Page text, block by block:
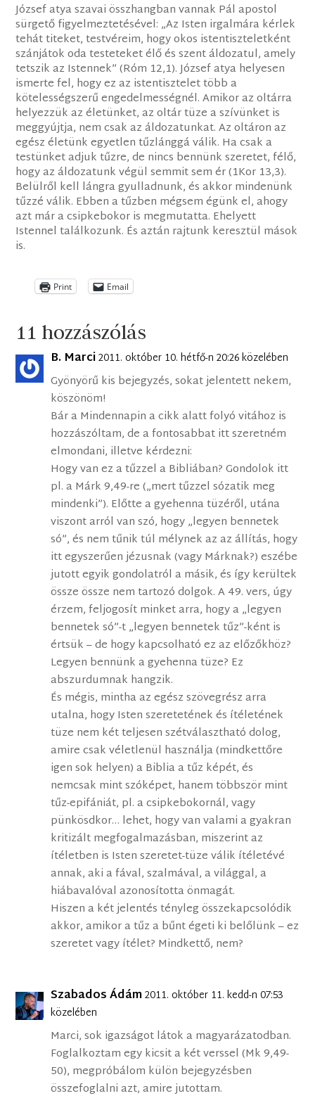
József atya szavai összhangban vannak Pál apostol
sürgető figyelmeztetésével: „Az Isten irgalmára kérlek
tehát titeket, testvéreim, hogy okos istentiszteletként
szánjátok oda testeteket élő és szent áldozatul, amely
tetszik az Istennek” (Róm 12,1). József atya helyesen
ismerte fel, hogy ez az istentisztelet több a
kötelességszerű engedelmességnél. Amikor az oltárra
helyezzük az életünket, az oltár tüze a szívünket is
meggyújtja, nem csak az áldozatunkat. Az oltáron az
egész életünk egyetlen tűzlánggá válik. Ha csak a
testünket adjuk tűzre, de nincs bennünk szeretet, félő,
hogy az áldozatunk végül semmit sem ér (1Kor 13,3).
Belülről kell lángra gyulladnunk, és akkor mindenünk
tűzzé válik. Ebben a tűzben mégsem égünk el, ahogy
azt már a csipkebokor is megmutatta. Ehelyett
Istennel találkozunk. És aztán rajtunk keresztül mások
is.
Print Email
11 hozzászólás
B. Marci2011. október 10. hétfő-n 20:26 közelében
Gyönyörű kis bejegyzés, sokat jelentett nekem,
köszönöm!
Bár a Mindennapin a cikk alatt folyó vitához is
hozzászóltam, de a fontosabbat itt szeretném
elmondani, illetve kérdezni:
Hogy van ez a tűzzel a Bibliában? Gondolok itt
pl. a Márk 9,49-re („mert tűzzel sózatik meg
mindenki”). Előtte a gyehenna tüzéről, utána
viszont arról van szó, hogy „legyen bennetek
só”, és nem tűnik túl mélynek az az állítás, hogy
itt egyszerűen jézusnak (vagy Márknak?) eszébe
jutott egyik gondolatról a másik, és így kerültek
össze össze nem tartozó dolgok. A 49. vers, úgy
érzem, feljogosít minket arra, hogy a „legyen
bennetek só”-t „legyen bennetek tűz”-ként is
értsük – de hogy kapcsolható ez az előzőkhöz?
Legyen bennünk a gyehenna tüze? Ez
abszurdumnak hangzik.
És mégis, mintha az egész szövegrész arra
utalna, hogy Isten szeretetének és ítéletének
tüze nem két teljesen szétválasztható dolog,
amire csak véletlenül használja (mindkettőre
igen sok helyen) a Biblia a tűz képét, és
nemcsak mint szóképet, hanem többször mint
tűz-epifániát, pl. a csipkebokornál, vagy
pünkösdkor… lehet, hogy van valami a gyakran
kritizált megfogalmazásban, miszerint az
ítéletben is Isten szeretet-tüze válik ítéletévé
annak, aki a fával, szalmával, a világgal, a
hiábavalóval azonosította önmagát.
Hiszen a két jelentés tényleg összekapcsolódik
akkor, amikor a tűz a bűnt égeti ki belőlünk – ez
szeretet vagy ítélet? Mindkettő, nem?
Szabados Ádám2011. október 11. kedd-n 07:53
közelében
Marci, sok igazságot látok a magyarázatodban.
Foglalkoztam egy kicsit a két verssel (Mk 9,49-
50), megpróbálom külön bejegyzésben
összefoglalni azt, amire jutottam.